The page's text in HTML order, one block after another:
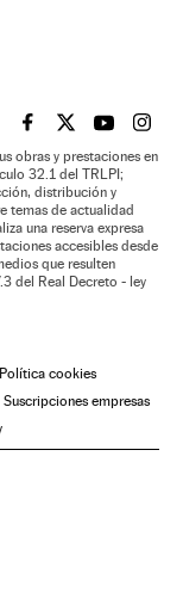
EL PAÍS BRASIL EN
EL PAÍSEL PAÍS
EL
obras y prestaciones en
32.1 del TRLPI;
distribución y
temas de actualidad
una reserva expresa
accesibles desde
que resulten
del Real Decreto - ley
Política cookies
Suscripciones empresas